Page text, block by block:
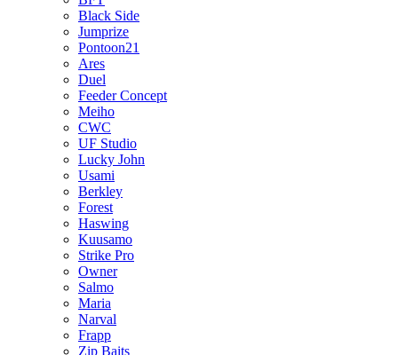
Black Side
Jumprize
Pontoon21
Ares
Duel
Feeder Concept
Meiho
CWC
UF Studio
Lucky John
Usami
Berkley
Forest
Haswing
Kuusamo
Strike Pro
Owner
Salmo
Maria
Narval
Frapp
Zip Baits